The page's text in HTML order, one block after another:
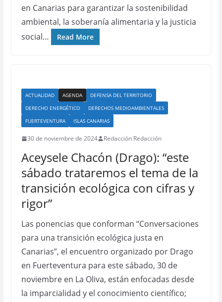
en Canarias para garantizar la sostenibilidad
ambiental, la soberanía alimentaria y la justicia
social…
Read More
ACTUALIDAD AGENDA
DEFENSA DEL TERRITORIO
DERECHO ENERGÉTICO
DERECHOS MEDIOAMBIENTALES
FUERTEVENTURA
ISLAS CANARIAS
30 de noviembre de 2024 Redacción Redacción
Aceysele Chacón (Drago): “este
sábado trataremos el tema de la
transición ecológica con cifras y
rigor”
Las ponencias que conforman “Conversaciones
para una transición ecológica justa en
Canarias”, el encuentro organizado por Drago
en Fuerteventura para este sábado, 30 de
noviembre en La Oliva, están enfocadas desde
la imparcialidad y el conocimiento científico;